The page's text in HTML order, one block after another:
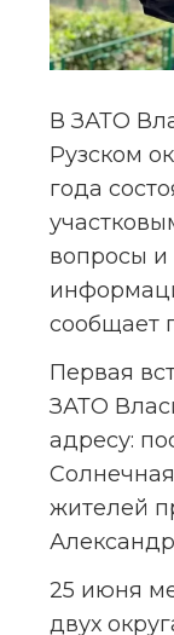
В ЗАТО
Рузском
года
вопросы и
сообщает
Первая
ЗАТО
адресу:
жителей
Александр
25 июня
двух